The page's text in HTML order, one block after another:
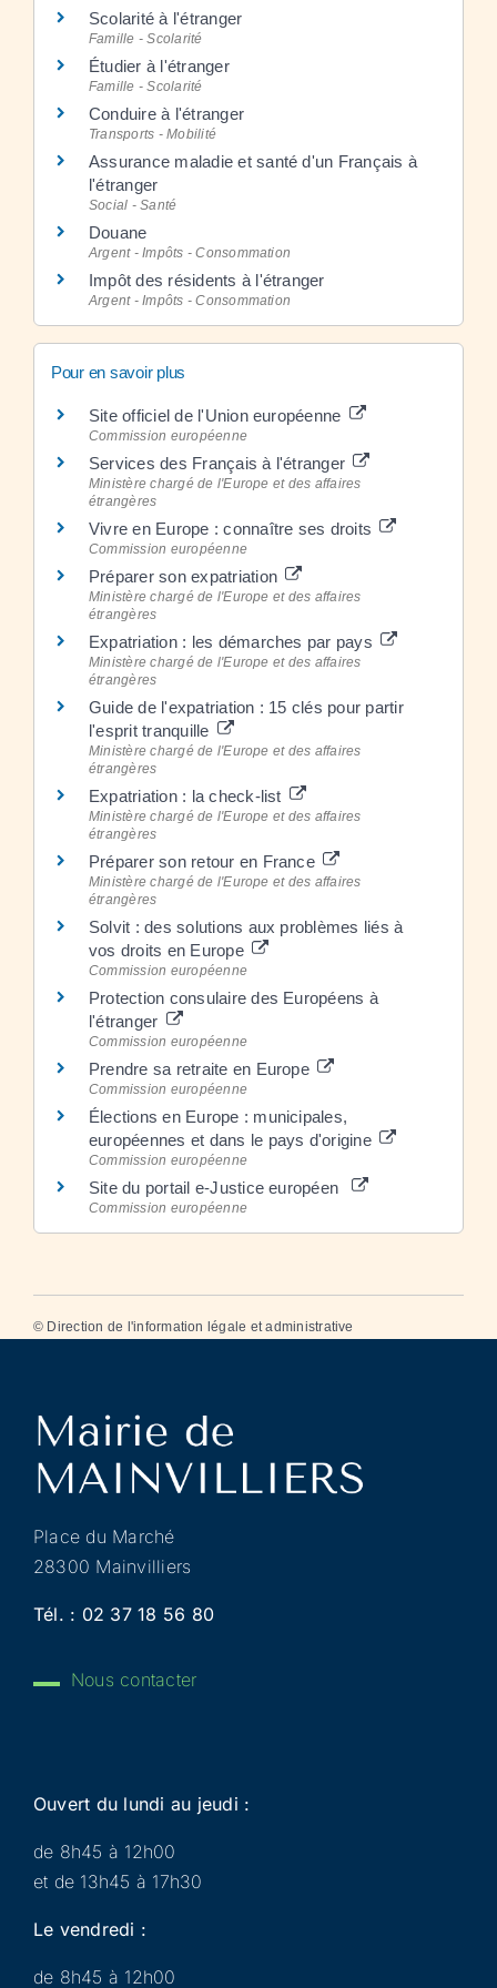
Scolarité à l'étranger
Famille - Scolarité
Étudier à l'étranger
Famille - Scolarité
Conduire à l'étranger
Transports - Mobilité
Assurance maladie et santé d'un Français à
l'étranger
Social - Santé
Douane
Argent - Impôts - Consommation
Impôt des résidents à l'étranger
Argent - Impôts - Consommation
Pour en savoir plus
Site officiel de l'Union européenne
Commission européenne
Services des Français à l'étranger
Ministère chargé de l'Europe et des affaires
étrangères
Vivre en Europe : connaître ses droits
Commission européenne
Préparer son expatriation
Ministère chargé de l'Europe et des affaires
étrangères
Expatriation : les démarches par pays
Ministère chargé de l'Europe et des affaires
étrangères
Guide de l'expatriation : 15 clés pour partir
l'esprit tranquille
Ministère chargé de l'Europe et des affaires
étrangères
Expatriation : la check-list
Ministère chargé de l'Europe et des affaires
étrangères
Préparer son retour en France
Ministère chargé de l'Europe et des affaires
étrangères
Solvit : des solutions aux problèmes liés à
vos droits en Europe
Commission européenne
Protection consulaire des Européens à
l'étranger
Commission européenne
Prendre sa retraite en Europe
Commission européenne
Élections en Europe : municipales,
européennes et dans le pays d'origine
Commission européenne
Site du portail e-Justice européen
Commission européenne
© Direction de l'information légale et administrative
Place du Marché
28300 Mainvilliers
Tél. : 02 37 18 56 80
Nous contacter
Ouvert du lundi au jeudi :
de 8h45 à 12h00
et de 13h45 à 17h30
Le vendredi :
de 8h45 à 12h00